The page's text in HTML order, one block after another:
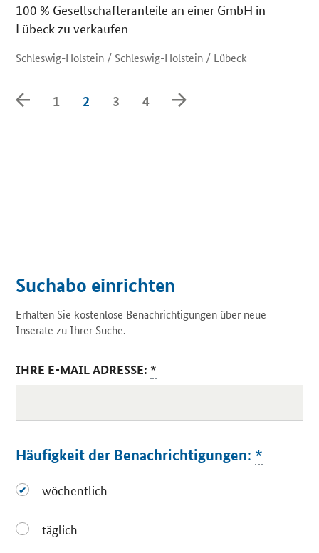
100 % Gesellschafteranteile an einer GmbH in
Lübeck zu verkaufen
Schleswig-Holstein / Schleswig-Holstein / Lübeck
Zurück
1 2 3 4 Weiter
Suchabo einrichten
Erhalten Sie kostenlose Benachrichtigungen über neue
Inserate zu Ihrer Suche.
IHRE E-MAIL ADRESSE: *
Häufigkeit der Benachrichtigungen: *
wöchentlich
wöchentlich
täglich
täglich